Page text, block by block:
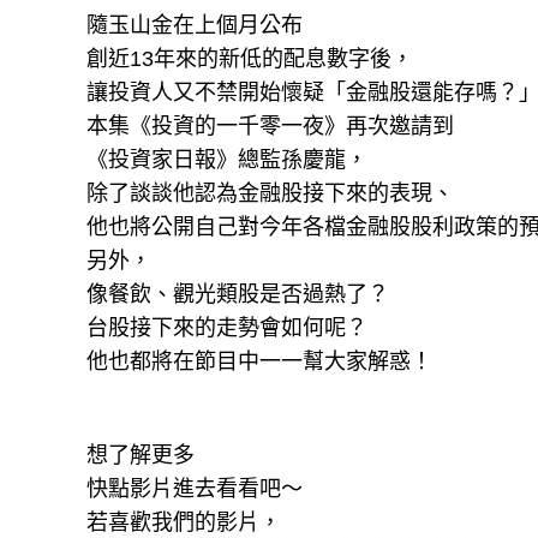
隨玉山金在上個月公布
創近13年來的新低的配息數字後，
讓投資人又不禁開始懷疑「金融股還能存嗎？」
本集《投資的一千零一夜》再次邀請到
《投資家日報》總監孫慶龍，
除了談談他認為金融股接下來的表現、
他也將公開自己對今年各檔金融股股利政策的預
另外，
像餐飲、觀光類股是否過熱了？
台股接下來的走勢會如何呢？
他也都將在節目中一一幫大家解惑！
想了解更多
快點影片進去看看吧～
若喜歡我們的影片，